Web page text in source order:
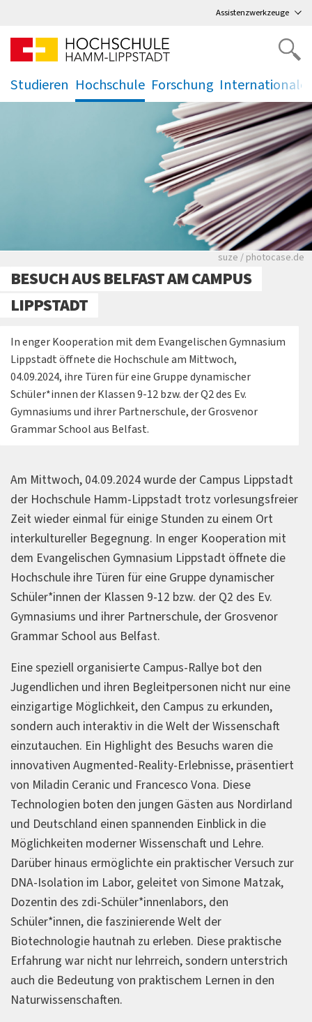
Assistenzwerkzeuge
Studieren
.
Hochschule
.
Forschung
. .
Viele Zeitungen.
suze / photocase.de
BESUCH AUS BELFAST AM CAMPUS
LIPPSTADT
In enger Kooperation mit dem Evangelischen Gymnasium
Lippstadt öffnete die Hochschule am Mittwoch,
04.09.2024, ihre Türen für eine Gruppe dynamischer
Schüler*innen der Klassen 9-12 bzw. der Q2 des Ev.
Gymnasiums und ihrer Partnerschule, der Grosvenor
Grammar School aus Belfast.
Am Mittwoch, 04.09.2024 wurde der Campus Lippstadt
der Hochschule Hamm-Lippstadt trotz vorlesungsfreier
Zeit wieder einmal für einige Stunden zu einem Ort
interkultureller Begegnung. In enger Kooperation mit
dem Evangelischen Gymnasium Lippstadt öffnete die
Hochschule ihre Türen für eine Gruppe dynamischer
Schüler*innen der Klassen 9-12 bzw. der Q2 des Ev.
Gymnasiums und ihrer Partnerschule, der Grosvenor
Grammar School aus Belfast.
Eine speziell organisierte Campus-Rallye bot den
Jugendlichen und ihren Begleitpersonen nicht nur eine
einzigartige Möglichkeit, den Campus zu erkunden,
sondern auch interaktiv in die Welt der Wissenschaft
einzutauchen. Ein Highlight des Besuchs waren die
innovativen Augmented-Reality-Erlebnisse, präsentiert
von Miladin Ceranic und Francesco Vona. Diese
Technologien boten den jungen Gästen aus Nordirland
und Deutschland einen spannenden Einblick in die
Möglichkeiten moderner Wissenschaft und Lehre.
Darüber hinaus ermöglichte ein praktischer Versuch zur
DNA-Isolation im Labor, geleitet von Simone Matzak,
Dozentin des zdi-Schüler*innenlabors, den
Schüler*innen, die faszinierende Welt der
Biotechnologie hautnah zu erleben. Diese praktische
Erfahrung war nicht nur lehrreich, sondern unterstrich
auch die Bedeutung von praktischem Lernen in den
Naturwissenschaften.